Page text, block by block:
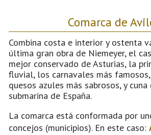
Comarca de
Combina costa e interior y ostenta
última gran obra de Niemeyer, el
mejor conservado de Asturias, la
fluvial, los carnavales más
quesos azules más sabrosos, y
submarina de España.
La comarca está conformada por
concejos (municipios). En este caso: